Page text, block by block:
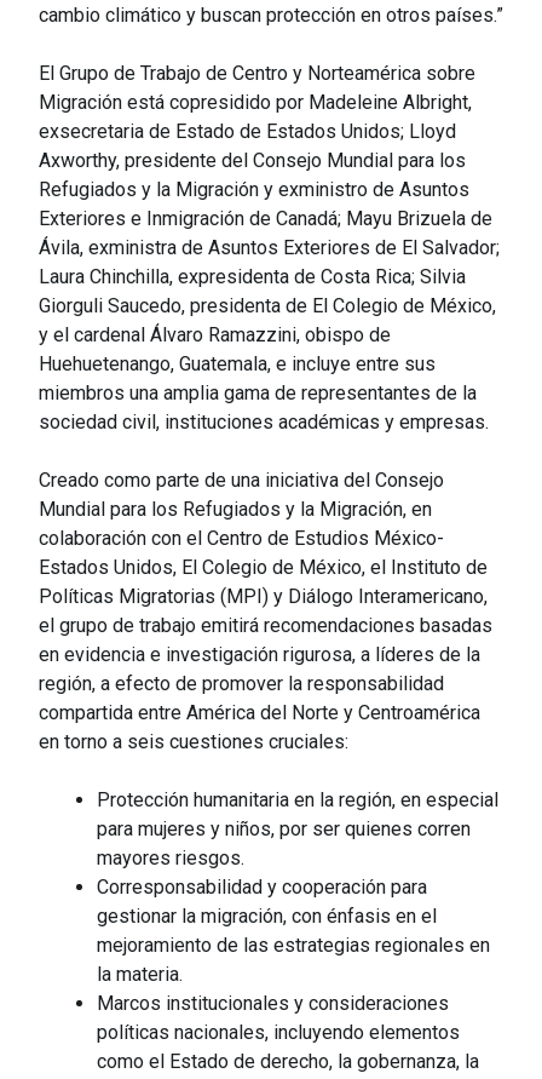
cambio climático y buscan protección en otros países.”
El Grupo de Trabajo de Centro y Norteamérica sobre
Migración está copresidido por Madeleine Albright,
exsecretaria de Estado de Estados Unidos; Lloyd
Axworthy, presidente del Consejo Mundial para los
Refugiados y la Migración y exministro de Asuntos
Exteriores e Inmigración de Canadá; Mayu Brizuela de
Ávila, exministra de Asuntos Exteriores de El Salvador;
Laura Chinchilla, expresidenta de Costa Rica; Silvia
Giorguli Saucedo, presidenta de El Colegio de México,
y el cardenal Álvaro Ramazzini, obispo de
Huehuetenango, Guatemala, e incluye entre sus
miembros una amplia gama de representantes de la
sociedad civil, instituciones académicas y empresas.
Creado como parte de una iniciativa del Consejo
Mundial para los Refugiados y la Migración, en
colaboración con el Centro de Estudios México-
Estados Unidos, El Colegio de México, el Instituto de
Políticas Migratorias (MPI) y Diálogo Interamericano,
el grupo de trabajo emitirá recomendaciones basadas
en evidencia e investigación rigurosa, a líderes de la
región, a efecto de promover la responsabilidad
compartida entre América del Norte y Centroamérica
en torno a seis cuestiones cruciales:
Protección humanitaria en la región, en especial
para mujeres y niños, por ser quienes corren
mayores riesgos.
Corresponsabilidad y cooperación para
gestionar la migración, con énfasis en el
mejoramiento de las estrategias regionales en
la materia.
Marcos institucionales y consideraciones
políticas nacionales, incluyendo elementos
como el Estado de derecho, la gobernanza, la